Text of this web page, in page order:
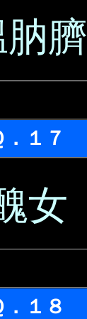
肭臍
．１７
女
．１８